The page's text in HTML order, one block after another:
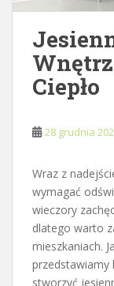
Ciepło
28 grudnia
Wraz z
wymagać
wieczory
dlatego warto
mieszkaniach.
przedstawiamy
stworzyć